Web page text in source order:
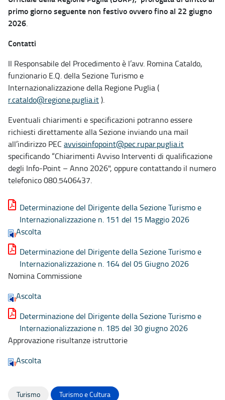
primo giorno seguente non festivo ovvero fino al 22 giugno
2026.
Contatti
Il Responsabile del Procedimento è l’avv. Romina Cataldo,
funzionario E.Q. della Sezione Turismo e
Internazionalizzazione della Regione Puglia (
r.cataldo@regione.puglia.it).
Eventuali chiarimenti e specificazioni potranno essere
richiesti direttamente alla Sezione inviando una mail
all’indirizzo PEC avvisoinfopoint@pec.rupar.puglia.it
specificando “Chiarimenti Avviso Interventi di qualificazione
degli Info-Point – Anno 2026", oppure contattando il numero
telefonico 080.5406437.
Determinazione del Dirigente della Sezione Turismo e
Internazionalizzazione n. 151 del 15 Maggio 2026
Ascolta
Determinazione del Dirigente della Sezione Turismo e
Internazionalizzazione n. 164 del 05 Giugno 2026
Nomina Commissione
Ascolta
Determinazione del Dirigente della Sezione Turismo e
Internazionalizzazione n. 185 del 30 giugno 2026
Approvazione risultanze istruttorie
Ascolta
Turismo
Turismo e Cultura